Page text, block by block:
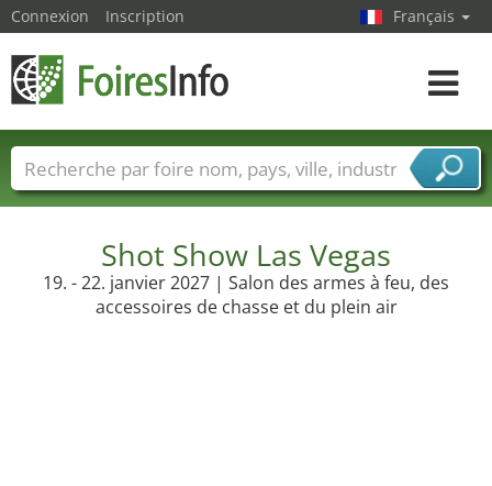
Shot Show Las Vegas
19. - 22. janvier 2027 | Salon des armes à feu, des
accessoires de chasse et du plein air
Connexion Inscription Français
Toggle
Foire noms Pays Villes
Secteurs de foire